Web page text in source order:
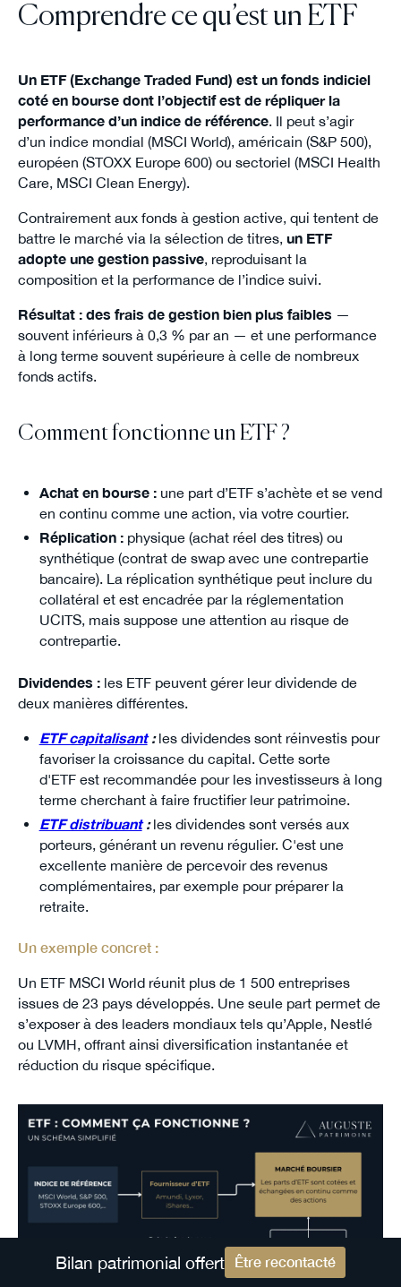
Comprendre ce qu’est un ETF
Un ETF (Exchange Traded Fund) est un fonds indiciel
coté en bourse dont l’objectif est de répliquer la
performance d’un indice de référence. Il peut s’agir
d’un indice mondial (MSCI World), américain (S&P 500),
européen (STOXX Europe 600) ou sectoriel (MSCI Health
Care, MSCI Clean Energy).
Contrairement aux fonds à gestion active, qui tentent de
battre le marché via la sélection de titres, un ETF
adopte une gestion passive, reproduisant la
composition et la performance de l’indice suivi.
Résultat : des frais de gestion bien plus faibles —
souvent inférieurs à 0,3 % par an — et une performance
à long terme souvent supérieure à celle de nombreux
fonds actifs.
Comment fonctionne un ETF ?
Achat en bourse :une part d’ETF s’achète et se vend
en continu comme une action, via votre courtier.
Réplication :physique (achat réel des titres) ou
synthétique (contrat de swap avec une contrepartie
bancaire). La réplication synthétique peut inclure du
collatéral et est encadrée par la réglementation
UCITS, mais suppose une attention au risque de
contrepartie.
Dividendes : les ETF peuvent gérer leur dividende de
deux manières différentes.
ETF capitalisant:les dividendes sont réinvestis pour
favoriser la croissance du capital. Cette sorte
d'ETF est recommandée pour les investisseurs à long
terme cherchant à faire fructifier leur patrimoine.
ETF distribuant:les dividendes sont versés aux
porteurs, générant un revenu régulier. C'est une
excellente manière de percevoir des revenus
complémentaires, par exemple pour préparer la
retraite.
Un exemple concret :
Un ETF MSCI World réunit plus de 1 500 entreprises
issues de 23 pays développés. Une seule part permet de
s’exposer à des leaders mondiaux tels qu’Apple, Nestlé
ou LVMH, offrant ainsi diversification instantanée et
réduction du risque spécifique.
Bilan patrimonial offert Être recontacté